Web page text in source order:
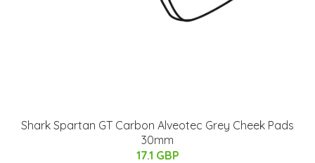
Shark Spartan GT Carbon Alveotec Grey Cheek Pads
30mm
17.1 GBP